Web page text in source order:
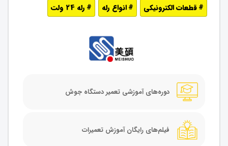
قطعات الکترونیکی انواع رله رله 24 ولت
دوره‌های آموزشی تعمیر دستگاه جوش
فیلم‌های رایگان آموزش تعمیرات